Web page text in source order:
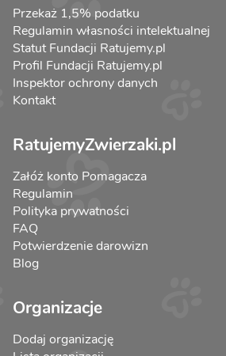
Przekaż 1,5% podatku
Regulamin własności intelektualnej
Statut Fundacji Ratujemy.pl
Profil Fundacji Ratujemy.pl
Inspektor ochrony danych
Kontakt
RatujemyZwierzaki.pl
Załóż konto Pomagacza
Regulamin
Polityka prywatności
FAQ
Potwierdzenie darowizn
Blog
Organizacje
Dodaj organizację